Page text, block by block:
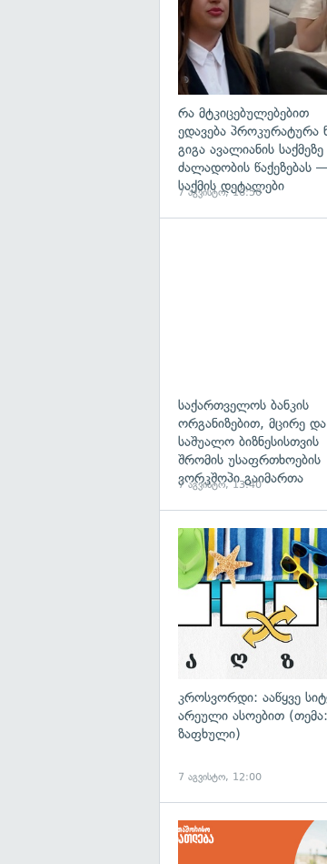
რა მტკიცებულებებით
ედავება პროკურატურა
გიგა ავალიანის საქმეზე
ძალადობის წაქეზებას
საქმის დეტალები
7 აგვისტო, 16:50
საქართველოს ბანკის
ორგანიზებით, მცირე და
საშუალო ბიზნესისთვის
შრომის უსაფრთხოების
ვორკშოპი გაიმართა
7 აგვისტო, 13:40
კროსვორდი: ააწყვე
არეული ასოებით (თემა:
ზაფხული)
7 აგვისტო, 12:00